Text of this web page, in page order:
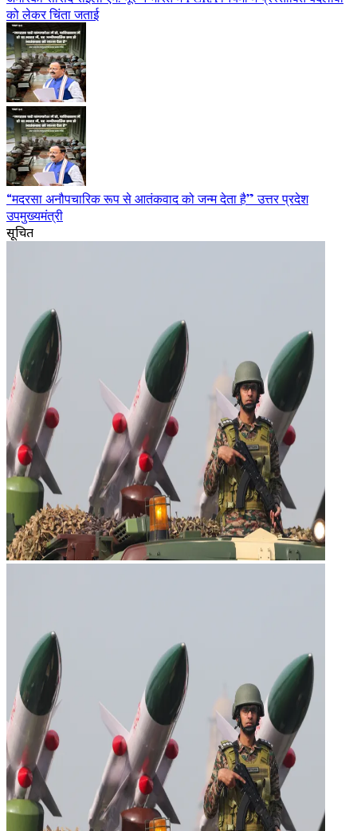
को लेकर चिंता जताई
“मदरसा अनौपचारिक रूप से आतंकवाद को जन्म देता है” उत्तर प्रदेश
उपमुख्यमंत्री
सूचित